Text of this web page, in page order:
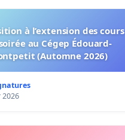
à l’extension des cours
au Cégep Édouard-
(Automne 2026)
2026